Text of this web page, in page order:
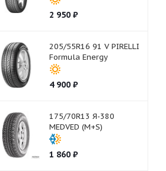
2 950₽
205/55R16 91 V PIRELLI
Formula Energy
4 900₽
175/70R13 Я-380
MEDVED (M+S)
1 860₽